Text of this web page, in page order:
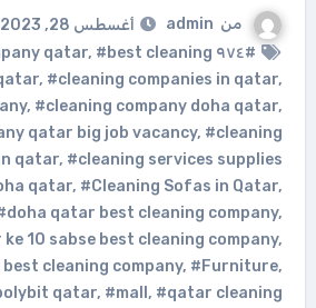
من admin
أغسطس 28, 2023
#٩٧٤ cleaning company qatar
, #best cleaning
, #cleaning companies in qatar,
, #cleaning company doha qatar,
qatar big job vacancy, #cleaning
qatar, #cleaning services supplies
qatar, #Cleaning Sofas in Qatar,
qatar best cleaning company,
10 sabse best cleaning company,
cleaning company, #Furniture,
qatar, #mall, #qatar cleaning